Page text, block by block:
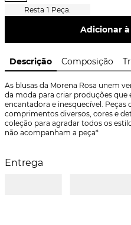
1 Peça.
Adicionar à
Descrição Composição
As blusas da Morena Rosa unem
da moda para criar produções que
encantadora e inesquecível. Peças
comprimentos diversos, cores e
coleção para agradar todos os
não acompanham a peça*
Entrega